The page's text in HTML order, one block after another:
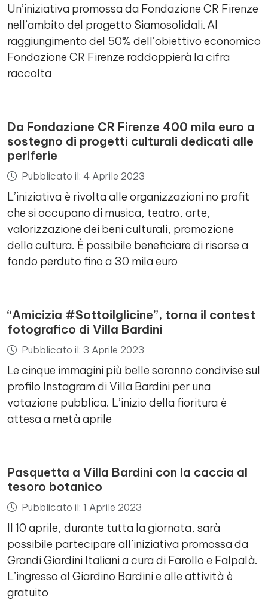
Un’iniziativa promossa da Fondazione CR Firenze
nell’ambito del progetto Siamosolidali. Al
raggiungimento del 50% dell’obiettivo economico
Fondazione CR Firenze raddoppierà la cifra
raccolta
Da Fondazione CR Firenze 400 mila euro a
sostegno di progetti culturali dedicati alle
periferie
Pubblicato il: 4 Aprile 2023
L’iniziativa è rivolta alle organizzazioni no profit
che si occupano di musica, teatro, arte,
valorizzazione dei beni culturali, promozione
della cultura. È possibile beneficiare di risorse a
fondo perduto fino a 30 mila euro
“Amicizia #Sottoilglicine”, torna il contest
fotografico di Villa Bardini
Pubblicato il: 3 Aprile 2023
Le cinque immagini più belle saranno condivise sul
profilo Instagram di Villa Bardini per una
votazione pubblica. L’inizio della fioritura è
attesa a metà aprile
Pasquetta a Villa Bardini con la caccia al
tesoro botanico
Pubblicato il: 1 Aprile 2023
Il 10 aprile, durante tutta la giornata, sarà
possibile partecipare all’iniziativa promossa da
Grandi Giardini Italiani a cura di Farollo e Falpalà.
L’ingresso al Giardino Bardini e alle attività è
gratuito